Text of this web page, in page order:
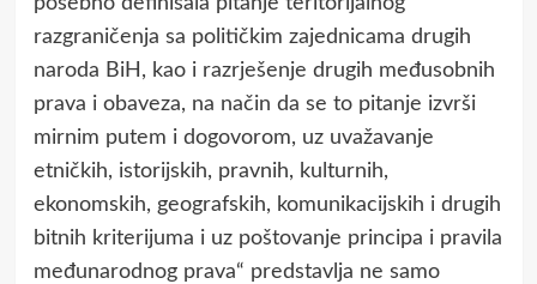
razgraničenja sa političkim zaјednicama drugih
naroda BiH, kao i razrјešenje drugih međusobnih
prava i obaveza, na način da se to pitanje izvrši
mirnim putem i dogovorom, uz uvažavanje
etničkih, istoriјskih, pravnih, kulturnih,
ekonomskih, geografskih, komunikaciјskih i drugih
bitnih kriteriјuma i uz poštovanje principa i pravila
međunarodnog prava“ predstavlja ne samo